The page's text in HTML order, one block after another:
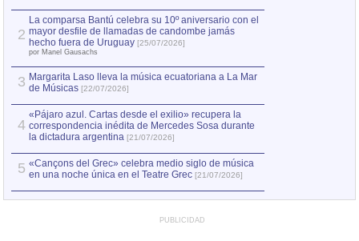
2
La comparsa Bantú celebra su 10º aniversario con el
mayor desfile de llamadas de candombe jamás
hecho fuera de Uruguay [25/07/2026]
por Manel Gausachs
3 Margarita Laso lleva la música ecuatoriana a La Mar
de Músicas [22/07/2026]
4
«Pájaro azul. Cartas desde el exilio» recupera la
correspondencia inédita de Mercedes Sosa durante
la dictadura argentina [21/07/2026]
5 «Cançons del Grec» celebra medio siglo de música
en una noche única en el Teatre Grec [21/07/2026]
PUBLICIDAD